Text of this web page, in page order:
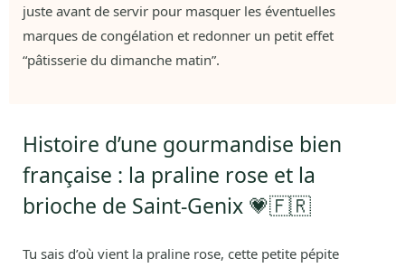
juste avant de servir pour masquer les éventuelles
marques de congélation et redonner un petit effet
“pâtisserie du dimanche matin”.
Histoire d’une gourmandise bien
française : la praline rose et la
brioche de Saint-Genix 💗🇫🇷
Tu sais d’où vient la praline rose, cette petite pépite